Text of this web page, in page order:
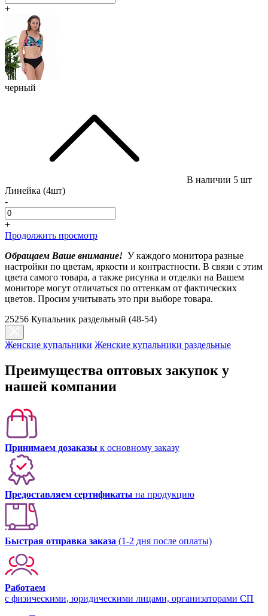
+
черный
В наличии 5 шт
Линейка (4шт)
-
+
Продолжить просмотр
Обращаем Ваше внимание! У каждого монитора разные
настройки по цветам, яркости и контрастности. В связи с этим
цвета самого товара, а также рисунка и отделки на Вашем
мониторе могут отличаться по оттенкам от фактических
цветов. Просим учитывать это при выборе товара.
25256 Купальник раздельный (48-54)
Женские купальники Женские купальники раздельные
Преимущества оптовых закупок у
нашей компании
Принимаем дозаказы к основному заказу
Предоставляем сертификаты на продукцию
Быстрая отправка заказа (1-2 дня после оплаты)
Работаем
с физическими, юридическими лицами, организаторами СП